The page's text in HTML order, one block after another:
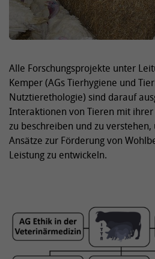
Alle Forschungsprojekte unter
Kemper (AGs Tierhygiene und
Nutztierethologie) sind darauf
Interaktionen von Tieren mit
zu beschreiben und zu
Ansätze zur Förderung von
Leistung zu entwickeln.